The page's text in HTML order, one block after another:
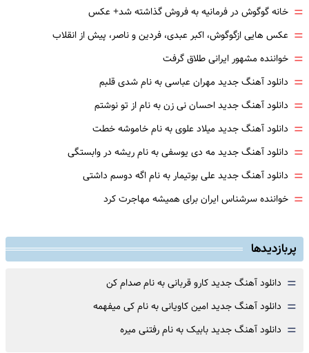
= خانه گوگوش در فرمانیه به فروش گذاشته شد+ عکس
= عکس هایی ازگوگوش، اکبر عبدی، فردین و ناصر، پیش از انقلاب
= خواننده مشهور ایرانی طلاق گرفت
= دانلود آهنگ جدید مهران عباسی به نام شدی قلبم
= دانلود آهنگ جدید احسان نی زن به نام از تو نوشتم
= دانلود آهنگ جدید میلاد علوی به نام خاموشه خطت
= دانلود آهنگ جدید مه دی یوسفی به نام ریشه در وابستگی
= دانلود آهنگ جدید علی بوتیمار به نام اگه دوسم داشتی
= خواننده سرشناس ایران برای همیشه مهاجرت کرد
پربازدیدها
= دانلود آهنگ جدید کارو قربانی به نام صدام کن
= دانلود آهنگ جدید امین کاویانی به نام کی میفهمه
= دانلود آهنگ جدید بابیک به نام رفتنی میره